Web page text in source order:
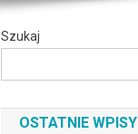
Szukaj
OSTATNIE WPISY